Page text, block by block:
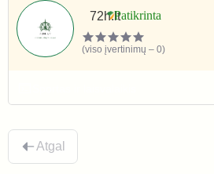
72h.lt
(viso įvertinimų – 0)
Atgal